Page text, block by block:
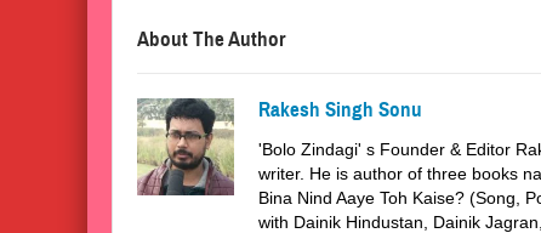
About The Author
Rakesh Singh Sonu
'Bolo Zindagi' s Founder & Editor
writer. He is author of three books
Bina Nind Aaye Toh Kaise? (Song,
with Dainik Hindustan, Dainik